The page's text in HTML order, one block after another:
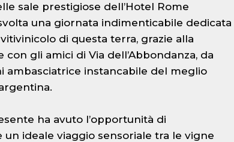
sale prestigiose dell’Hotel Rome
una giornata indimenticabile dedicata
di questa terra, grazie alla
con gli amici di Via dell’Abbondanza, da
ambasciatrice instancabile del meglio
ha avuto l’opportunità di
ideale viaggio sensoriale tra le vigne